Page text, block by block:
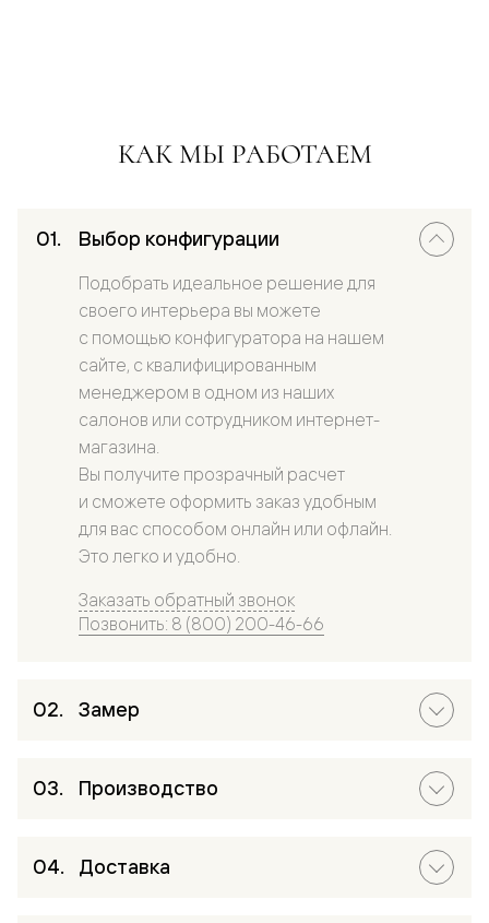
КАК МЫ РАБОТАЕМ
Выбор конфигурации
Подобрать идеальное решение для
своего интерьера вы можете
с помощью конфигуратора на нашем
сайте, с квалифицированным
менеджером в одном из наших
салонов или сотрудником интернет-
магазина.
Вы получите прозрачный расчет
и сможете оформить заказ удобным
для вас способом онлайн или офлайн.
Это легко и удобно.
Заказать обратный звонок
Позвонить: 8 (800) 200-46-66
Замер
Производство
Доставка